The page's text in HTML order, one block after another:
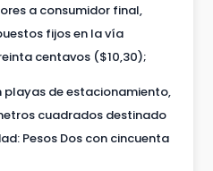
a consumidor final,
fijos en la vía
centavos ($10,30);
playas de estacionamiento,
cuadrados destinado
Pesos Dos con cincuenta